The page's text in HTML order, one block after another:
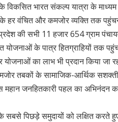
विकसित भारत संकल्प यात्रा के
हर वंचित और कमजोर व्यक्ति तक
की सभी 11 हजार 654 ग्राम
योजनाओं के पात्र हितग्राहियों तक
का लाभ भी प्रदान किया जा
तबकों के सामाजिक-आर्थिक
महान जनहितकारी पहल का अभिनंदन
सबसे पिछड़े समुदायों को लक्षित करते